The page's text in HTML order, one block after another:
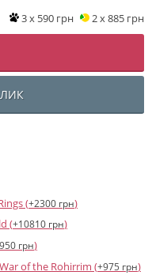
3 x 590 грн 2 x 885 грн
(+2300 грн)
(+10810 грн)
грн)
of the Rohirrim (+975 грн)